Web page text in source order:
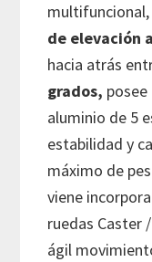
de elevación
hacia atrás
grados,
aluminio de 5
estabilidad y
máximo de
viene
ruedas Caster
ágil